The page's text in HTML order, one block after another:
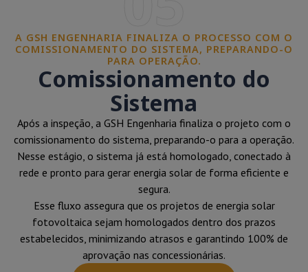
A GSH ENGENHARIA FINALIZA O PROCESSO COM O
COMISSIONAMENTO DO SISTEMA, PREPARANDO-O
PARA OPERAÇÃO.
Comissionamento do
Sistema
Após a inspeção, a GSH Engenharia finaliza o projeto com o
comissionamento do sistema, preparando-o para a operação.
Nesse estágio, o sistema já está homologado, conectado à
rede e pronto para gerar energia solar de forma eficiente e
segura.
Esse fluxo assegura que os projetos de energia solar
fotovoltaica sejam homologados dentro dos prazos
estabelecidos, minimizando atrasos e garantindo 100% de
aprovação nas concessionárias.